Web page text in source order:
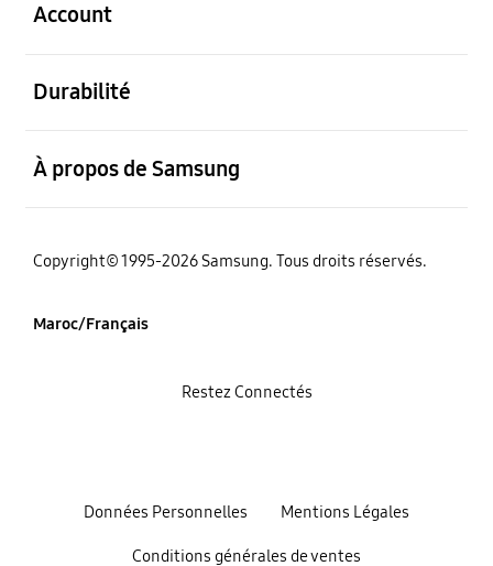
Account
Durabilité
À propos de Samsung
Copyright© 1995-2026 Samsung. Tous droits réservés.
Maroc/Français
Données Personnelles Mentions Légales
Conditions générales de ventes
Restez Connectés